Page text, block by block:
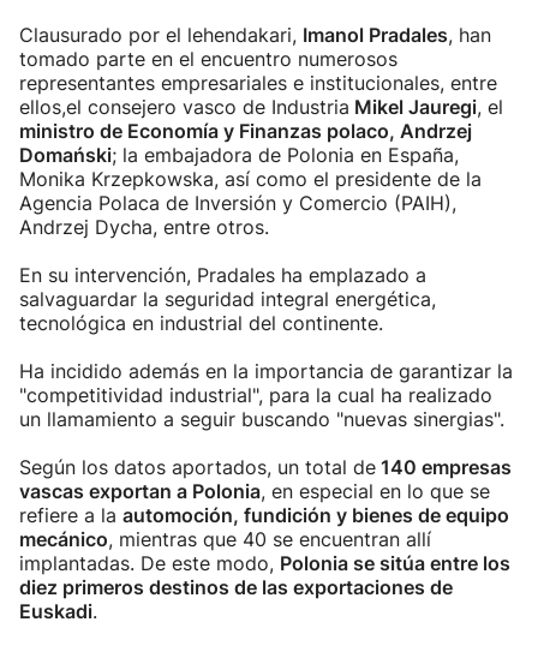
Clausurado por el lehendakari, Imanol Pradales, han
tomado parte en el encuentro numerosos
representantes empresariales e institucionales, entre
ellos,el consejero vasco de Industria Mikel Jauregi, el
ministro de Economía y Finanzas polaco, Andrzej
Domański; la embajadora de Polonia en España,
Monika Krzepkowska, así como el presidente de la
Agencia Polaca de Inversión y Comercio (PAIH),
Andrzej Dycha, entre otros.
En su intervención, Pradales ha emplazado a
salvaguardar la seguridad integral energética,
tecnológica en industrial del continente.
Ha incidido además en la importancia de garantizar la
"competitividad industrial", para la cual ha realizado
un llamamiento a seguir buscando "nuevas sinergias".
Según los datos aportados, un total de 140 empresas
vascas exportan a Polonia, en especial en lo que se
refiere a la automoción, fundición y bienes de equipo
mecánico, mientras que 40 se encuentran allí
implantadas. De este modo, Polonia se sitúa entre los
diez primeros destinos de las exportaciones de
Euskadi.